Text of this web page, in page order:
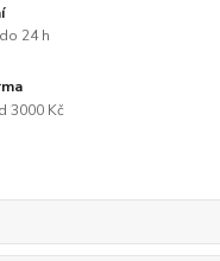
24 h
3000 Kč